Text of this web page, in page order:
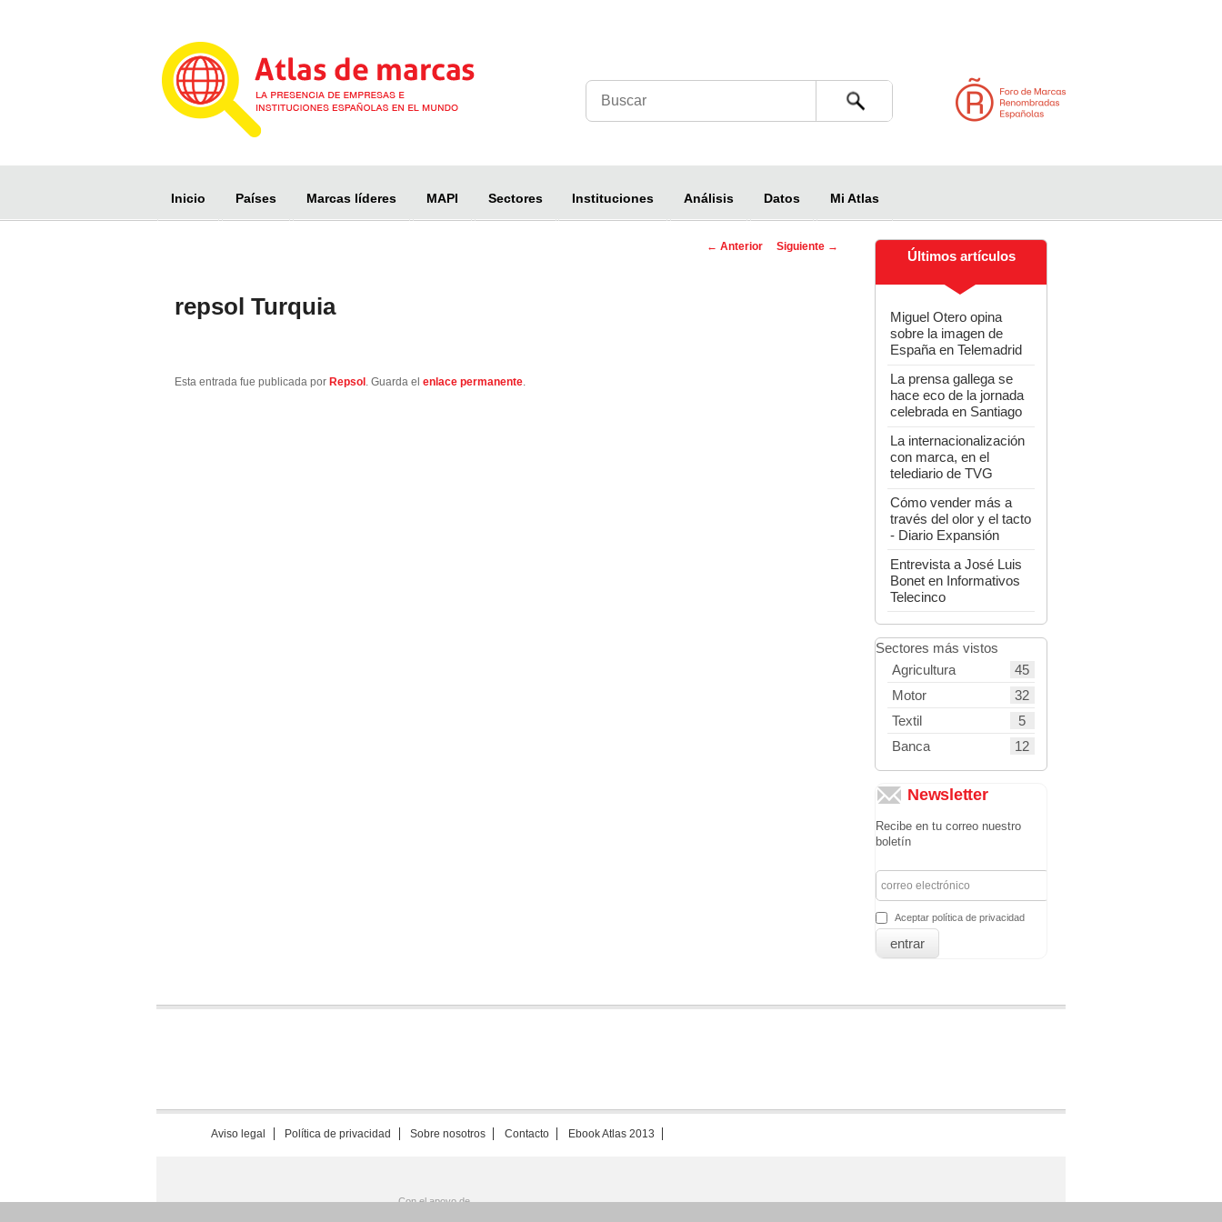
Inicio Países Marcas líderes MAPI Sectores Instituciones Análisis Datos Mi Atlas
← Anterior Siguiente →
repsol Turquia
Esta entrada fue publicada por Repsol . Guarda el enlace permanente.
Últimos artículos
Miguel Otero opina
sobre la imagen de
España en Telemadrid
La prensa gallega se
hace eco de la jornada
celebrada en Santiago
La internacionalización
con marca, en el
telediario de TVG
Cómo vender más a
través del olor y el tacto
- Diario Expansión
Entrevista a José Luis
Bonet en Informativos
Telecinco
Sectores más vistos
Agricultura
45
Motor
32
Textil
5
Banca
12
Newsletter
Recibe en tu correo nuestro
boletín
Aceptar política de privacidad
Aviso legal Política de privacidad Sobre nosotros Contacto Ebook Atlas 2013
Con el apoyo de